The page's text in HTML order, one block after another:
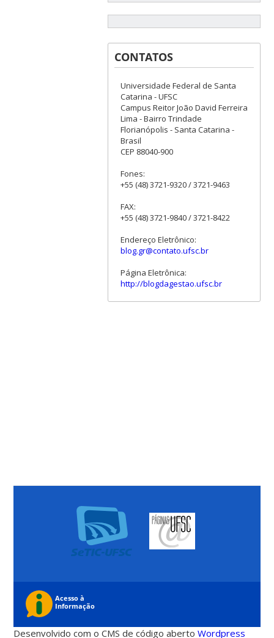
CONTATOS
Universidade Federal de Santa
Catarina - UFSC
Campus Reitor João David Ferreira
Lima - Bairro Trindade
Florianópolis - Santa Catarina -
Brasil
CEP 88040-900
Fones:
+55 (48) 3721-9320 / 3721-9463
FAX:
+55 (48) 3721-9840 / 3721-8422
Endereço Eletrônico:
blog.gr@contato.ufsc.br
Página Eletrônica:
http://blogdagestao.ufsc.br
Desenvolvido com o CMS de código abertoWordpress